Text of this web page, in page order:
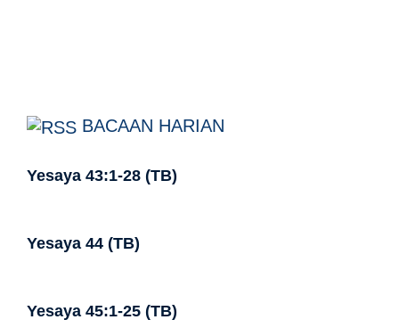
BACAAN HARIAN
Yesaya 43:1-28 (TB)
Yesaya 44 (TB)
Yesaya 45:1-25 (TB)